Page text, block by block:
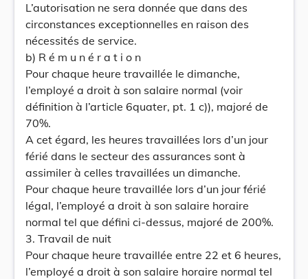
L’autorisation ne sera donnée que dans des
circonstances exceptionnelles en raison des
nécessités de service.
b) R é m u n é r a t i o n
Pour chaque heure travaillée le dimanche,
l’employé a droit à son salaire normal (voir
définition à l’article 6quater, pt. 1 c)), majoré de
70%.
A cet égard, les heures travaillées lors d’un jour
férié dans le secteur des assurances sont à
assimiler à celles travaillées un dimanche.
Pour chaque heure travaillée lors d’un jour férié
légal, l’employé a droit à son salaire horaire
normal tel que défini ci-dessus, majoré de 200%.
3. Travail de nuit
Pour chaque heure travaillée entre 22 et 6 heures,
l’employé a droit à son salaire horaire normal tel